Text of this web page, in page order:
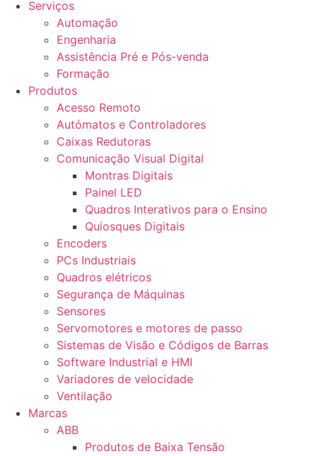
Serviços
Automação
Engenharia
Assistência Pré e Pós-venda
Formação
Produtos
Acesso Remoto
Autómatos e Controladores
Caixas Redutoras
Comunicação Visual Digital
Montras Digitais
Painel LED
Quadros Interativos para o Ensino
Quiosques Digitais
Encoders
PCs Industriais
Quadros elétricos
Segurança de Máquinas
Sensores
Servomotores e motores de passo
Sistemas de Visão e Códigos de Barras
Software Industrial e HMI
Variadores de velocidade
Ventilação
Marcas
ABB
Produtos de Baixa Tensão